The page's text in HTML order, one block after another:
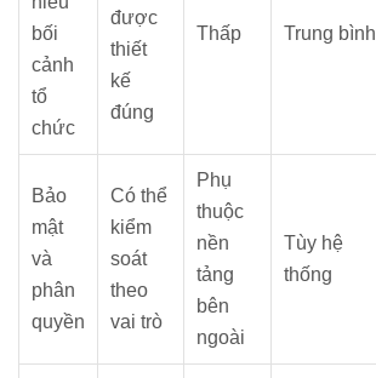
bối
cảnh
tổ
chức
được
thiết
kế
đúng
Thấp Trung bình
Bảo
mật
và
phân
quyền
Có thể
kiểm
soát
theo
vai trò
Phụ
thuộc
nền
tảng
bên
ngoài
Tùy hệ
thống